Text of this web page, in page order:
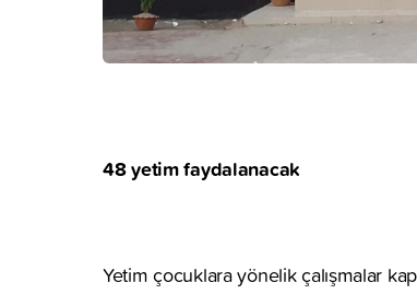
48 yetim faydalanacak
Yetim çocuklara yönelik çalışmalar